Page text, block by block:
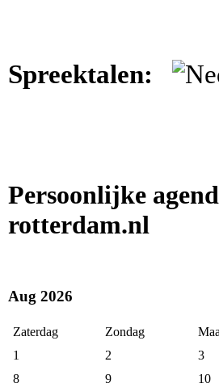
Spreektalen:
Persoonlijke
rotterdam.nl
Aug 2026
Zaterdag Zondag
1
2
3
8
9
10